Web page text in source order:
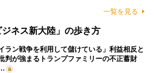
一覧を見る
ネス新大陸」の歩き方
イラン戦争を利用して儲けている」利益相反と
判が強まるトランプファミリーの不正蓄財